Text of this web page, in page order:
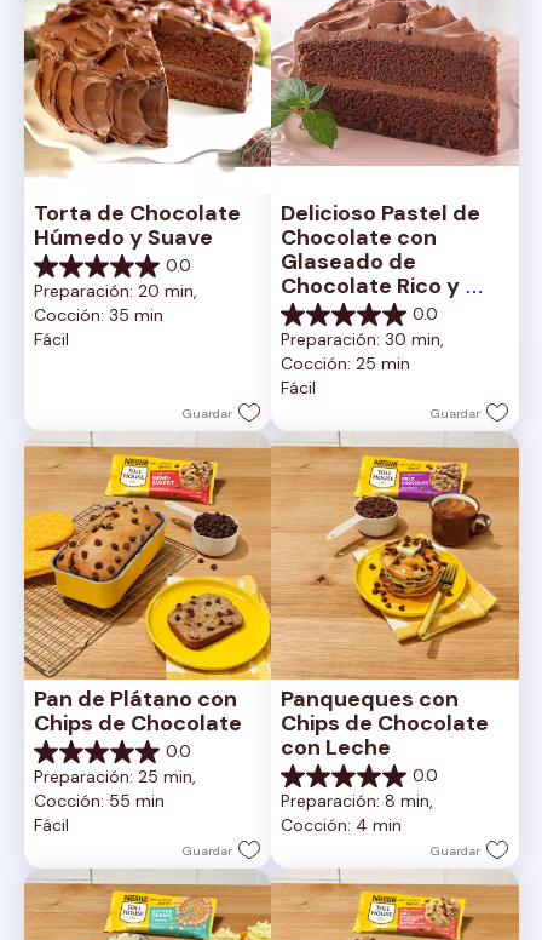
Torta de Chocolate
Húmedo y Suave
0.0
0.0
de
5
estrellas.
Preparación: 20 min,
Cocción: 35 min
Fácil
Guardar
Delicioso Pastel de
Chocolate con
Glaseado de
Chocolate Rico y
Cremoso
0.0
0.0
de
5
estrellas.
Preparación: 30 min,
Cocción: 25 min
Fácil
Guardar
Pan de Plátano con
Chips de Chocolate
0.0
0.0
de
5
estrellas.
Preparación: 25 min,
Cocción: 55 min
Fácil
Guardar
Panqueques con
Chips de Chocolate
con Leche
0.0
0.0
de
5
Preparación: 8 min,
Cocción: 4 min
Guardar